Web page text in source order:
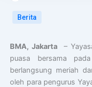
Berita
BMA, Jakarta
–
puasa bersama
berlangsung meriah
oleh para pengurus